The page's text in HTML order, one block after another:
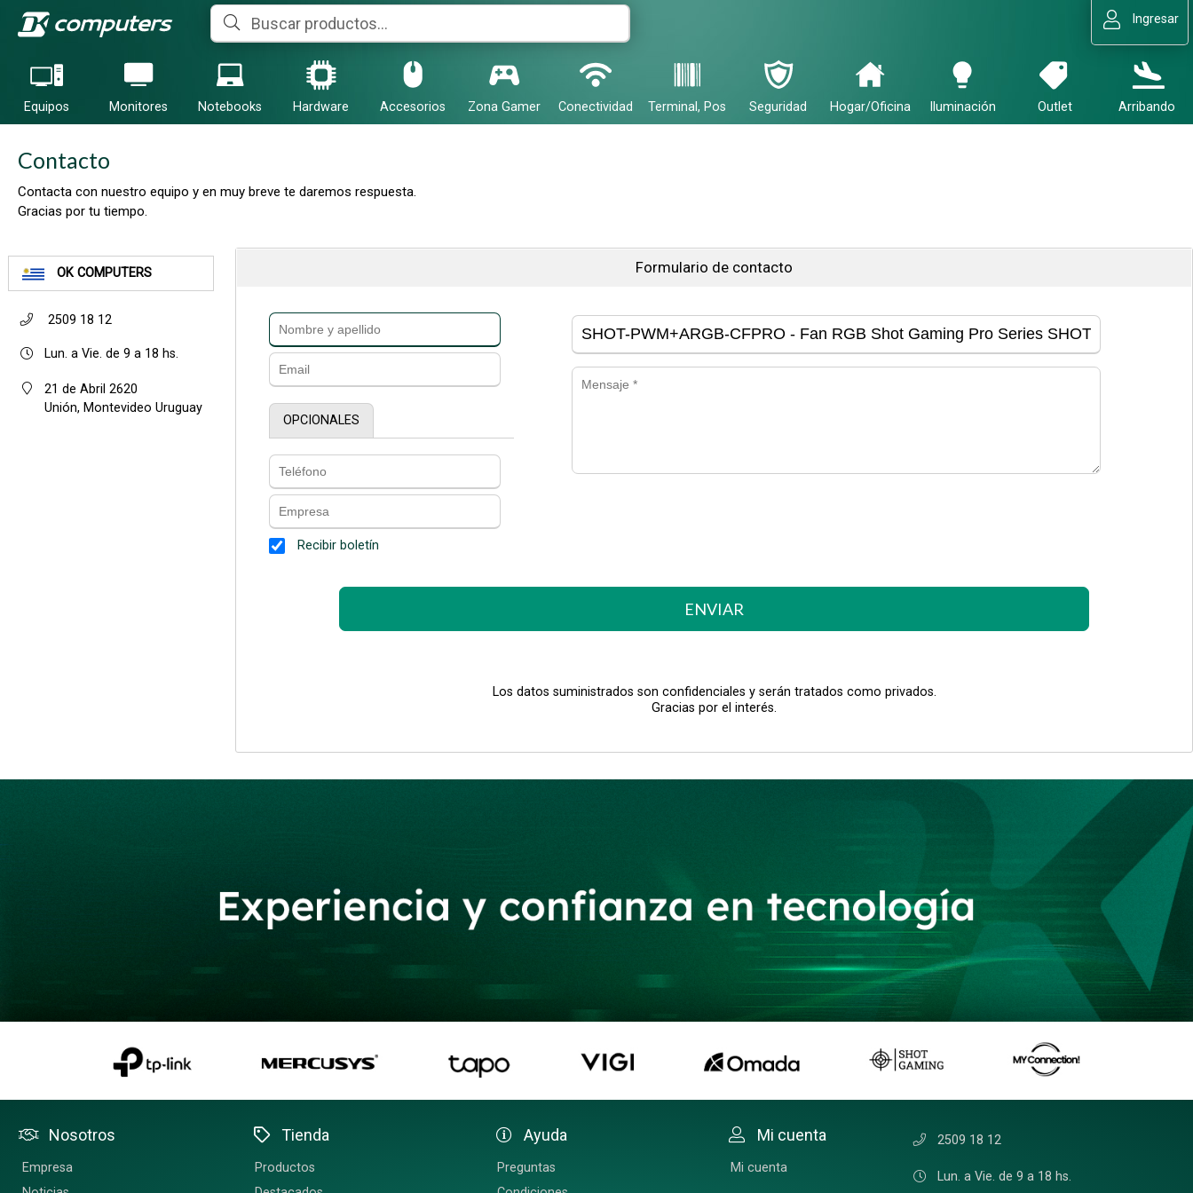
Ingresar
Equipos Monitores Notebooks Hardware Accesorios Zona Gamer Conectividad Terminal, Pos Seguridad Hogar/Oficina Iluminación Outlet Arribando
Contacto
Contacta con nuestro equipo y en muy breve te daremos respuesta.
Gracias por tu tiempo.
OK COMPUTERS
2509 18 12
Lun. a Vie. de 9 a 18 hs.
21 de Abril 2620
Unión, Montevideo Uruguay
Formulario de contacto
OPCIONALES
Recibir boletín
ENVIAR
Los datos suministrados son confidenciales y serán tratados como privados.
Gracias por el interés.
Nosotros
Empresa
Tienda
Productos
Ayuda
Preguntas
Mi cuenta
Mi cuenta
2509 18 12
Lun. a Vie. de 9 a 18 hs.